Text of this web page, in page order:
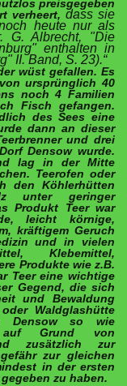
preisgegeben
verheert, dass sie
heute nur als
G. Albrecht, "Die
enthalten in
II. Band, S. 23).“
wüst gefallen. Es
ursprünglich 40
noch 4 Familien
Fisch gefangen.
des Sees eine
dann an dieser
und drei
Densow wurde.
lag in der Mitte
Teerofen oder
den Köhlerhütten
unter geringer
Produkt Teer war
leicht körnige,
kräftigem Geruch
und in vielen
Klebemittel,
Produkte wie z.B.
Teer eine wichtige
Gegend, die sich
und Bewaldung
Waldglashütte
Densow so wie
auf Grund von
zusätzlich zur
zur gleichen
in der ersten
zu haben.